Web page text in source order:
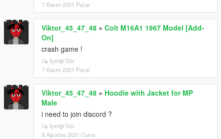
7 Kasım 2021 Pazar
Viktor_45_47_48 » Colt M16A1 1967 Model [Add-
On]
crash game !
İçeriği Gör
7 Kasım 2021 Pazar
Viktor_45_47_48 » Hoodie with Jacket for MP
Male
i need to join discord ?
İçeriği Gör
6 Ağustos 2021 Cuma